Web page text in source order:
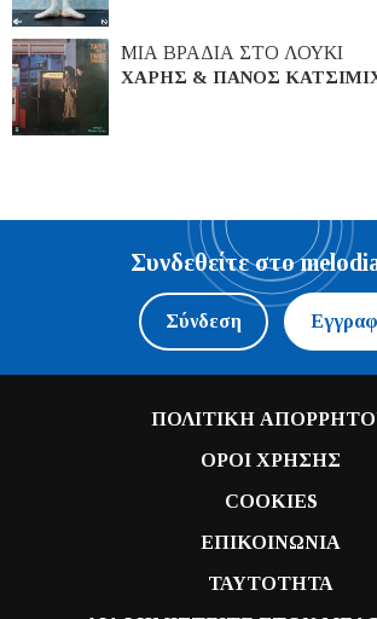
ΜΙΑ ΒΡΑΔΙΑ ΣΤΟ ΛΟΥΚΙ
ΧΑΡΗΣ & ΠΑΝΟΣ
Συνδεθείτε στο
Σύνδεση
ΠΟΛΙΤΙΚΗ
ΟΡΟΙ ΧΡΗΣΗΣ
COOKIES
ΕΠΙΚΟΙΝΩΝΙΑ
ΤΑΥΤΟΤΗΤΑ